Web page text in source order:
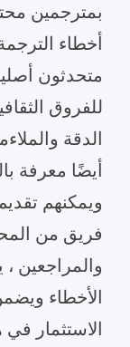
بمترجمين
أخطاء
متحدثون
للفروق
الدقة
أيضًا معرفة
ويمكنهم
فريق من
والمراجعين
الأخطاء
الاستثمار